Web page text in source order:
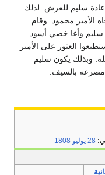
سليم للعرش. لذلك
الأمير محمود. وقام
سليم وأغا خصي أسود
العثور على الأمير
وبذلك يكون سليم
مصرعه بالسيف.
28 يوليو 1808